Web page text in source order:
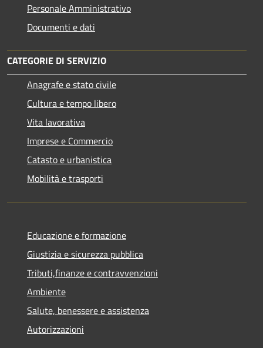
Personale Amministrativo
Documenti e dati
CATEGORIE DI SERVIZIO
Anagrafe e stato civile
Cultura e tempo libero
Vita lavorativa
Imprese e Commercio
Catasto e urbanistica
Mobilità e trasporti
Educazione e formazione
Giustizia e sicurezza pubblica
Tributi,finanze e contravvenzioni
Ambiente
Salute, benessere e assistenza
Autorizzazioni